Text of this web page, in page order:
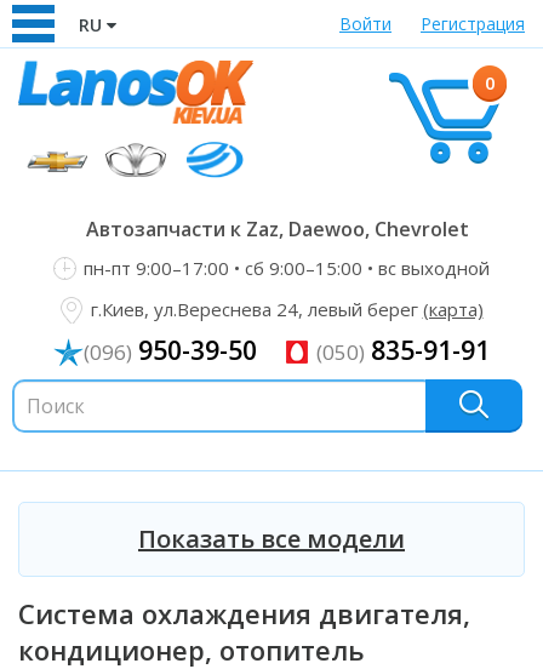
RU Войти Регистрация
0
Автозапчасти к Zaz, Daewoo, Chevrolet
пн-пт 9:00–17:00 • сб 9:00–15:00 • вс выходной
г.Киев, ул.Вереснева 24, левый берег (карта)
(096) 950-39-50 (050) 835-91-91
Показать все модели
Система охлаждения двигателя,
кондиционер, отопитель